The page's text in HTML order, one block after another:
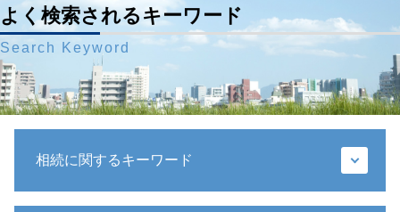
よく検索されるキーワード
Search Keyword
相続に関するキーワード